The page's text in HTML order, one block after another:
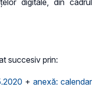
digitale, din cadrul
succesiv prin:
+ anexă: calendar